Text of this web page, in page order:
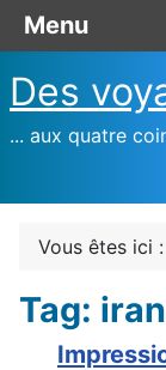
Des
... aux quatre
Vous êtes ici :
Tag: iran
Menu